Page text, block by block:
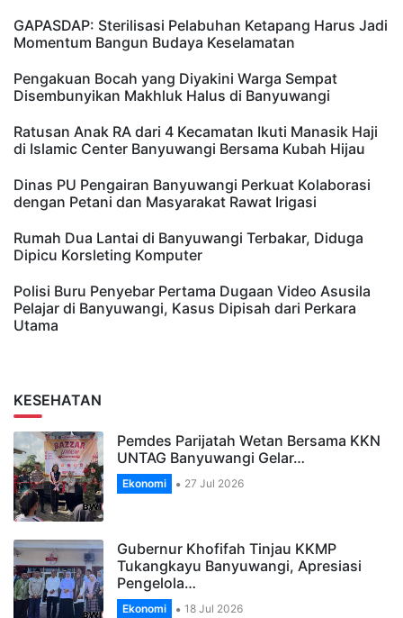
GAPASDAP: Sterilisasi Pelabuhan Ketapang Harus Jadi
Momentum Bangun Budaya Keselamatan
Pengakuan Bocah yang Diyakini Warga Sempat
Disembunyikan Makhluk Halus di Banyuwangi
Ratusan Anak RA dari 4 Kecamatan Ikuti Manasik Haji
di Islamic Center Banyuwangi Bersama Kubah Hijau
Dinas PU Pengairan Banyuwangi Perkuat Kolaborasi
dengan Petani dan Masyarakat Rawat Irigasi
Rumah Dua Lantai di Banyuwangi Terbakar, Diduga
Dipicu Korsleting Komputer
Polisi Buru Penyebar Pertama Dugaan Video Asusila
Pelajar di Banyuwangi, Kasus Dipisah dari Perkara
Utama
KESEHATAN
Pemdes Parijatah Wetan Bersama KKN
UNTAG Banyuwangi Gelar…
Ekonomi 27 Jul 2026
Gubernur Khofifah Tinjau KKMP
Tukangkayu Banyuwangi, Apresiasi
Pengelola…
Ekonomi 18 Jul 2026